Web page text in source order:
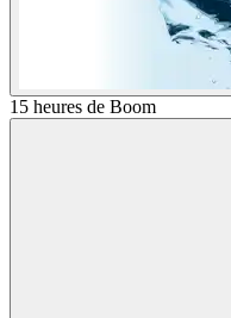
15 heures de Boom